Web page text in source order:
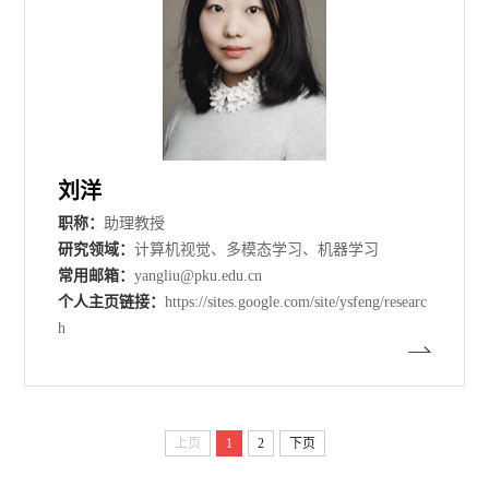
刘洋
职称：
助理教授
研究领域：计算机视觉、多模态学习、机器学习
常用邮箱：yangliu@pku.edu.cn
个人主页链接：https://sites.google.com/site/ysfeng/researc
h
上页 1 2 下页